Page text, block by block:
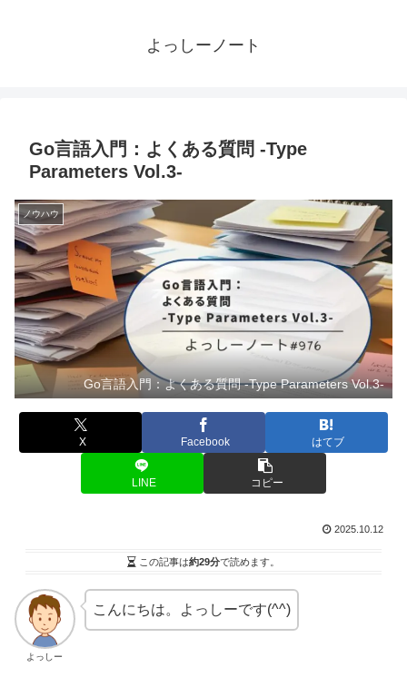
よっしーノート
Go言語入門：よくある質問 -Type
Parameters Vol.3-
ノウハウ
Go言語入門：よくある質問 -Type Parameters Vol.3-
X Facebook はてブ
LINE コピー
2025.10.12
この記事は約29分で読めます。
よっしー
こんにちは。よっしーです(^^)